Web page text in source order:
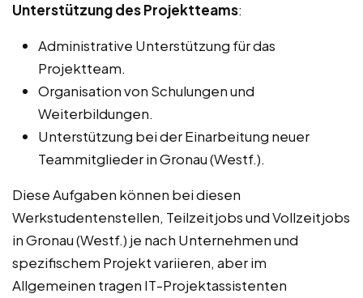
Unterstützung des Projektteams:
Administrative Unterstützung für das
Projektteam.
Organisation von Schulungen und
Weiterbildungen.
Unterstützung bei der Einarbeitung neuer
Teammitglieder in Gronau (Westf.).
Diese Aufgaben können bei diesen
Werkstudentenstellen, Teilzeitjobs und Vollzeitjobs
in Gronau (Westf.) je nach Unternehmen und
spezifischem Projekt variieren, aber im
Allgemeinen tragen IT-Projektassistenten